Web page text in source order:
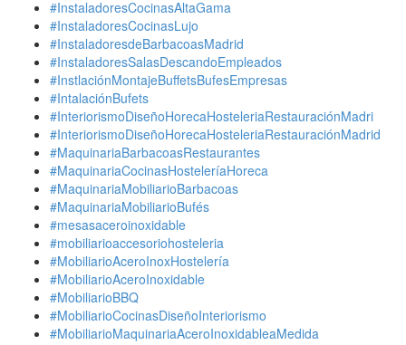
#InstaladoresCocinasAltaGama
#InstaladoresCocinasLujo
#InstaladoresdeBarbacoasMadrid
#InstaladoresSalasDescandoEmpleados
#InstlaciónMontajeBuffetsBufesEmpresas
#IntalaciónBufets
#InteriorismoDiseñoHorecaHosteleriaRestauraciónMadri
#InteriorismoDiseñoHorecaHosteleriaRestauraciónMadrid
#MaquinariaBarbacoasRestaurantes
#MaquinariaCocinasHosteleríaHoreca
#MaquinariaMobiliarioBarbacoas
#MaquinariaMobiliarioBufés
#mesasaceroinoxidable
#mobiliarioaccesoriohosteleria
#MobiliarioAceroInoxHostelería
#MobiliarioAceroInoxidable
#MobiliarioBBQ
#MobiliarioCocinasDiseñoInteriorismo
#MobiliarioMaquinariaAceroInoxidableaMedida